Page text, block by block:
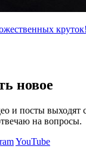
круток!
новое
и посты выходят
на вопросы.
YouTube